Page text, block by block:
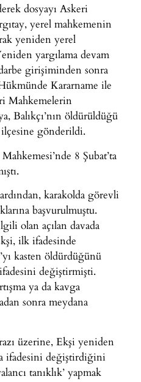
dosyayı Askeri
yerel mahkemenin
yeniden yerel
yargılama devam
girişiminden sonra
Kararname ile
Mahkemelerin
Balıkçı’nın öldürüldüğü
gönderildi.
8 Şubat’ta
karakolda görevli
başvurulmuştu.
olan açılan davada
ilk ifadesinde
kasten öldürdüğünü
değiştirmişti.
ya da kavga
sonra meydana
üzerine, Ekşi yeniden
ifadesini değiştirdiğini
tanıklık’ yapmak